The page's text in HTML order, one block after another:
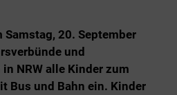
20. September
und
NRW alle Kinder zum
Bus und Bahn ein. Kinder